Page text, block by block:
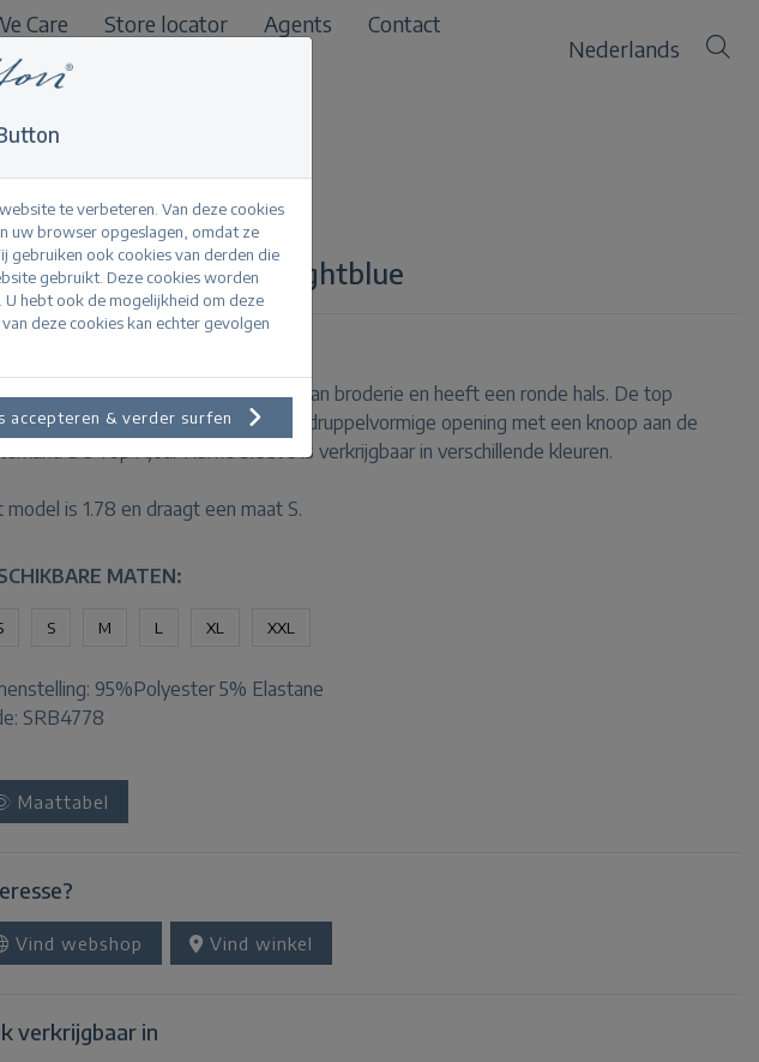
Care Store locator Agents
Contact
Nederlands
Ajour Ruffle Sleeve lightblue
Ajour Ruffle Sleeve is gemaakt van broderie en heeft een ronde hals. De top
korte mouwen met ruffles en een druppelvormige opening met een knoop aan de
De Top Ajour Ruffle Sleeve is verkrijgbaar in verschillende kleuren.
model is 1.78 en draagt een maat S.
MATEN:
S M L XL XXL
95%Polyester 5% Elastane
SRB4778
Maattabel
Vind webshop Vind winkel
verkrijgbaar in
te verbeteren. Van deze cookies
uw browser opgeslagen, omdat ze
gebruiken ook cookies van derden die
gebruikt. Deze cookies worden
hebt ook de mogelijkheid om deze
deze cookies kan echter gevolgen
accepteren & verder surfen